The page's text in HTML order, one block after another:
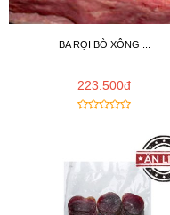
BA RỌI BÒ XÔNG ...
223.500đ